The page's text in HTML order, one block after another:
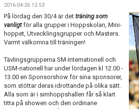
BARNKALAS
FÖRENINGSKLÄDER
SKOLOR/FÖRENINGAR
PRESENTKORT
2016-04-26 12:53
På lördag den 30/4 är det träning som
vanligtför alla grupper i Hoppskolan, Mini-
hoppet, Utvecklingsgrupper och Masters.
Varmt välkomna till träningen!
Tävlingsgrupperna SM-Internationell och
USM-nationell har under lördagen kl 12.00 -
13.00 en Sponsorshow för sina sponsorer,
som stöttar deras idrottande på olika sätt.
Alla som är i simhoppshallen får så klart
titta på showen och den ordinarie